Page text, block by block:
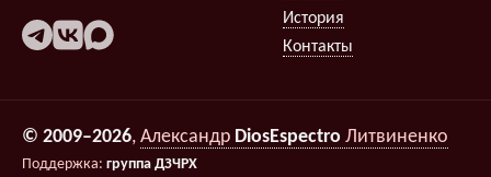
История
Контакты
© 2009–2026, Александр DiosEspectro Литвиненко
Поддержка: группа ДЗЧРХ